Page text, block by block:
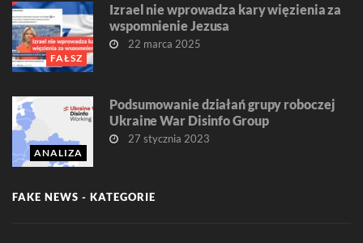
FAŁSZ
Izrael nie wprowadza kary więzienia za
wspomnienie Jezusa
22 marca 2025
ANALIZA
Podsumowanie działań grupy roboczej
Ukraine War Disinfo Group
27 stycznia 2023
FAKE NEWS - KATEGORIE